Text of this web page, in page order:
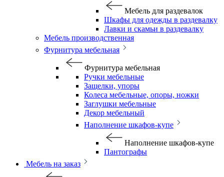
Мебель для раздевалок
Шкафы для одежды в раздевалку
Лавки и скамьи в раздевалку
Мебель производственная
Фурнитура мебельная
Фурнитура мебельная
Ручки мебельные
Защелки, упоры
Колеса мебельные, опоры, ножки
Заглушки мебельные
Декор мебельный
Наполнение шкафов-купе
Наполнение шкафов-купе
Пантографы
Мебель на заказ